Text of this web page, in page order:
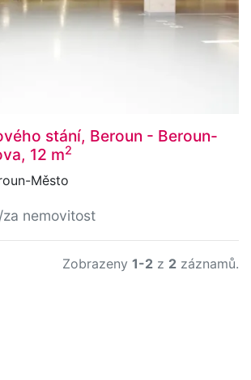
stání, Beroun - Beroun-
12 m2
Město
/za nemovitost
Zobrazeny 1-2 z 2 záznamů.